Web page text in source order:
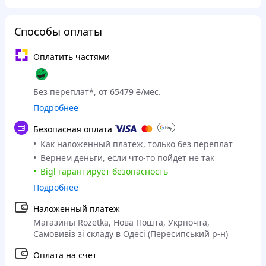
Способы оплаты
Оплатить частями
Без переплат*, от 65479 ₴/мес.
Подробнее
Безопасная оплата
Как наложенный платеж, только без переплат
Вернем деньги, если что-то пойдет не так
Bigl гарантирует безопасность
Подробнее
Наложенный платеж
Магазины Rozetka, Нова Пошта, Укрпочта,
Самовивіз зі складу в Одесі (Пересипський р-н)
Оплата на счет